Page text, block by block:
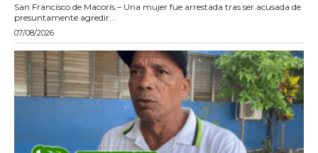
San Francisco de Macorís.– Una mujer fue arrestada tras ser acusada de
presuntamente agredir...
07/08/2026